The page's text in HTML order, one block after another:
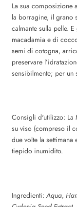
La sua composizione
la borragine, il grano
calmante sulla pelle.
macadamia e di
semi di cotogna,
preservare
sensibilmente; per un
Consigli d'utilizzo: La
su viso (compreso il
due volte la
tiepido inumidito.
Ingredienti: Aqua,